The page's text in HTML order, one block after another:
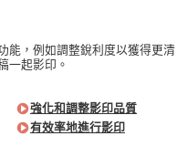
能，例如調整銳利度以獲得更清
一起影印。
強化和調整影印品質
有效率地進行影印